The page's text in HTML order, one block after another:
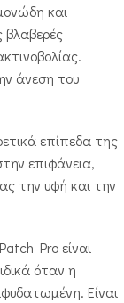
και
βλαβερές
άνεση του
επίπεδα της
επιφάνεια,
την υφή και την
Pro είναι
όταν η
Είναι